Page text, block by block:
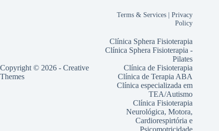
Copyright © 2026 - Creative
Themes
Terms & Services |Privacy
Policy
Clínica Sphera Fisioterapia
Clínica Sphera Fisioterapia -
Pilates
Clínica de Fisioterapia
Clínica de Terapia ABA
Clínica especializada em
TEA/Autismo
Clínica Fisioterapia
Neurológica, Motora,
Cardiorespirtória e
Psicomotricidade